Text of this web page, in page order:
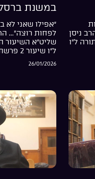
ניסן
ל”ו
במשנת
“אפילו שאני לא
לפחות רוצה”…
שליט”א השיעור
ל”ו שיעור 2 פרשת בא התשפ”ו
26/01/2026